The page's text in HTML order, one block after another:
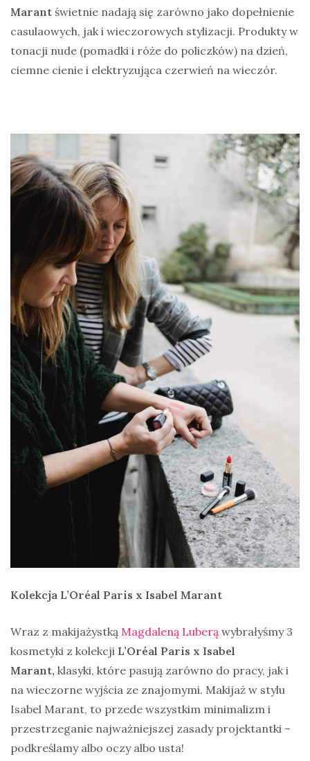
Marant świetnie nadają się zarówno jako dopełnienie
casulaowych, jak i wieczorowych stylizacji. Produkty w
tonacji nude (pomadki i róże do policzków) na dzień,
ciemne cienie i elektryzująca czerwień na wieczór.
Kolekcja L’Oréal Paris x Isabel Marant
Wraz z makijażystką Magdaleną Luberą wybrałyśmy 3
kosmetyki z kolekcji L’Oréal Paris x Isabel
Marant, klasyki, które pasują zarówno do pracy, jak i
na wieczorne wyjścia ze znajomymi. Makijaż w stylu
Isabel Marant, to przede wszystkim minimalizm i
przestrzeganie najważniejszej zasady projektantki –
podkreślamy albo oczy albo usta!